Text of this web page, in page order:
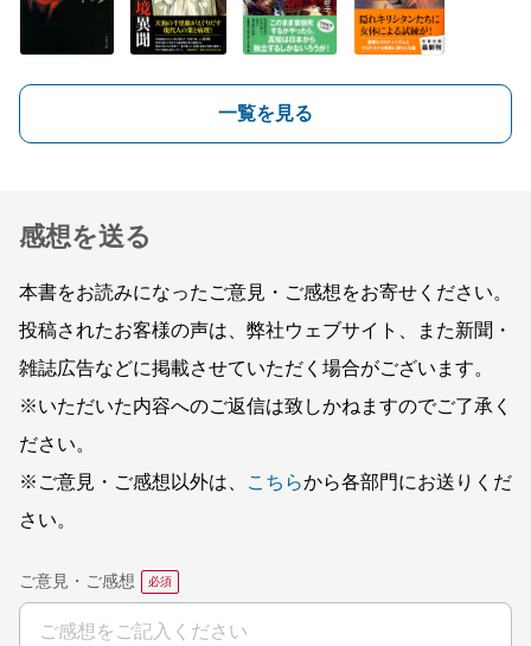
一覧を見る
感想を送る
本書をお読みになったご意見・ご感想をお寄せください。
投稿されたお客様の声は、弊社ウェブサイト、また新聞・
雑誌広告などに掲載させていただく場合がございます。
※いただいた内容へのご返信は致しかねますのでご了承く
ださい。
※ご意見・ご感想以外は、
こちらから各部門にお送りくだ
さい。
ご意見・ご感想